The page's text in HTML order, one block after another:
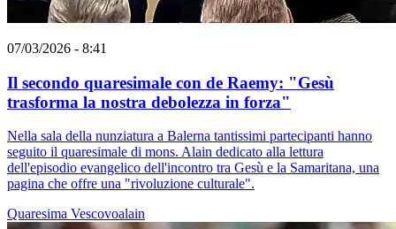
07/03/2026 - 8:41
Il secondo quaresimale con de Raemy: "Gesù
trasforma la nostra debolezza in forza"
Nella sala della nunziatura a Balerna tantissimi partecipanti hanno
seguito il quaresimale di mons. Alain dedicato alla lettura
dell'episodio evangelico dell'incontro tra Gesù e la Samaritana, una
pagina che offre una "rivoluzione culturale".
Quaresima Vescovoalain